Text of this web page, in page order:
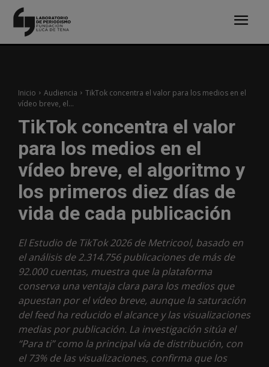
Inicio Audiencia
TikTok concentra el valor para los medios en el
vídeo breve, el...
TikTok concentra el valor
para los medios en el
vídeo breve, el algoritmo y
los primeros diez días de
vida de cada publicación
El Estudio de TikTok 2026 de Metricool, basado en
el análisis de 2.314.756 publicaciones de más de
92.000 cuentas, muestra que la plataforma
conserva una ventaja clara para los medios que
apuestan por el vídeo breve, aunque la saturación
del feed ha reducido el alcance y las visualizaciones
medias por publicación. La investigación sitúa el
“Para ti” como la principal vía de distribución, con
el 73% de las visualizaciones, confirma que los